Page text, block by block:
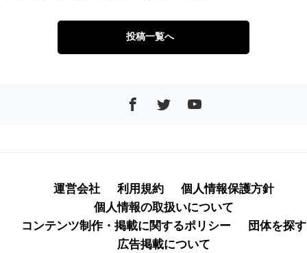
投稿一覧へ
運営会社 利用規約
個人情報保護方針
個人情報の取扱いについて
コンテンツ制作・掲載に関するポリシー
団体を探す
広告掲載について